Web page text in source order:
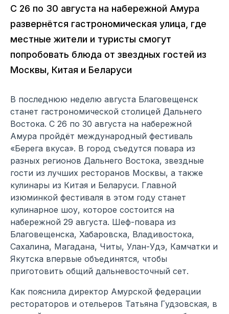
С 26 по 30 августа на набережной Амура
развернётся гастрономическая улица, где
местные жители и туристы смогут
попробовать блюда от звездных гостей из
Москвы, Китая и Беларуси
В последнюю неделю августа Благовещенск
станет гастрономической столицей Дальнего
Востока. С 26 по 30 августа на набережной
Амура пройдёт международный фестиваль
«Берега вкуса». В город съедутся повара из
разных регионов Дальнего Востока, звездные
гости из лучших ресторанов Москвы, а также
кулинары из Китая и Беларуси. Главной
изюминкой фестиваля в этом году станет
кулинарное шоу, которое состоится на
набережной 29 августа. Шеф-повара из
Благовещенска, Хабаровска, Владивостока,
Сахалина, Магадана, Читы, Улан-Удэ, Камчатки и
Якутска впервые объединятся, чтобы
приготовить общий дальневосточный сет.
Как пояснила директор Амурской федерации
рестораторов и отельеров Татьяна Гудзовская, в